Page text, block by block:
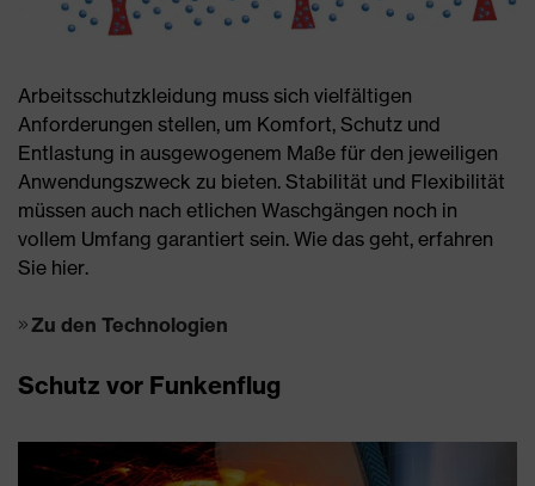
Arbeitsschutzkleidung muss sich vielfältigen
Anforderungen stellen, um Komfort, Schutz und
Entlastung in ausgewogenem Maße für den jeweiligen
Anwendungszweck zu bieten. Stabilität und Flexibilität
müssen auch nach etlichen Waschgängen noch in
vollem Umfang garantiert sein. Wie das geht, erfahren
Sie hier.
Zu den Technologien
Schutz vor Funkenflug